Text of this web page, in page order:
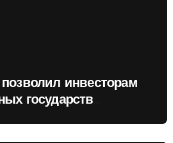
инвесторам
государств